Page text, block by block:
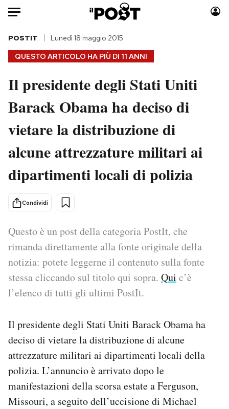
Auto
HOME
Italia
Politica
Tecnologia
Scienza
Cultura
Sport
Moda
Consumismi
Storie/Idee
Media
Europa
PODCAST
NEWSLETTER
SHOP
CALENDARIO
QUESTO ARTICOLO HA PIÙ DI 11 ANNI
POSTIT Lunedì 18 maggio 2015
Il presidente degli Stati Uniti
Barack Obama ha deciso di
vietare la distribuzione di
alcune attrezzature militari ai
dipartimenti locali di polizia
Condividi
Questo è un post della categoria PostIt, che
rimanda direttamente alla fonte originale della
notizia: potete leggerne il contenuto sulla fonte
stessa cliccando sul titolo qui sopra. Qui c’è
l’elenco di tutti gli ultimi PostIt.
Il presidente degli Stati Uniti Barack Obama ha
deciso di vietare la distribuzione di alcune
attrezzature militari ai dipartimenti locali della
polizia. L’annuncio è arrivato dopo le
manifestazioni della scorsa estate a Ferguson,
Missouri, a seguito dell’uccisione di Michael